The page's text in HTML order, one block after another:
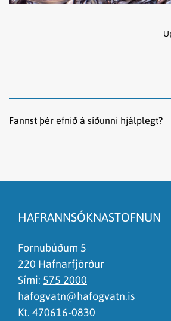
Fannst þér efnið á síðunni hjálplegt?
Það er of mikið efni á síðunni
Ég skil ekki efnið, finnst það of
HAFRANNSÓKNASTOFNUN
Fornubúðum 5
220 Hafnarfjörður
Sími: 575 2000
hafogvatn@hafogvatn.is
Kt. 470616-0830